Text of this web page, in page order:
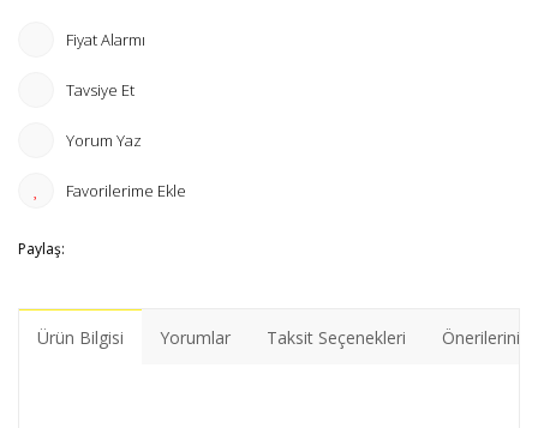
Fiyat Alarmı
Tavsiye Et
Yorum Yaz
Paylaş:
Ürün Bilgisi Yorumlar Taksit Seçenekleri Önerileriniz